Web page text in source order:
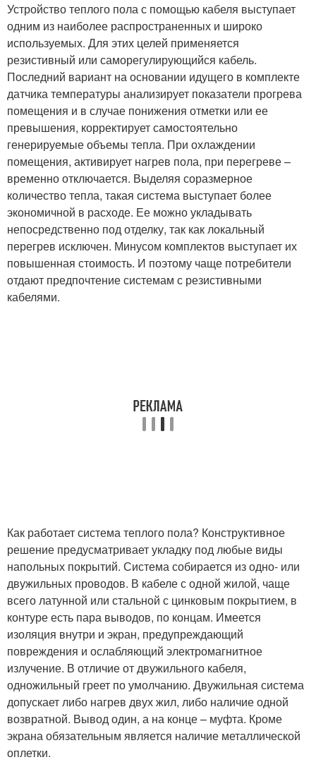
Устройство теплого пола с помощью кабеля выступает
одним из наиболее распространенных и широко
используемых. Для этих целей применяется
резистивный или саморегулирующийся кабель.
Последний вариант на основании идущего в комплекте
датчика температуры анализирует показатели прогрева
помещения и в случае понижения отметки или ее
превышения, корректирует самостоятельно
генерируемые объемы тепла. При охлаждении
помещения, активирует нагрев пола, при перегреве –
временно отключается. Выделяя соразмерное
количество тепла, такая система выступает более
экономичной в расходе. Ее можно укладывать
непосредственно под отделку, так как локальный
перегрев исключен. Минусом комплектов выступает их
повышенная стоимость. И поэтому чаще потребители
отдают предпочтение системам с резистивными
кабелями.
Как работает система теплого пола? Конструктивное
решение предусматривает укладку под любые виды
напольных покрытий. Система собирается из одно- или
двужильных проводов. В кабеле с одной жилой, чаще
всего латунной или стальной с цинковым покрытием, в
контуре есть пара выводов, по концам. Имеется
изоляция внутри и экран, предупреждающий
повреждения и ослабляющий электромагнитное
излучение. В отличие от двужильного кабеля,
одножильный греет по умолчанию. Двужильная система
допускает либо нагрев двух жил, либо наличие одной
возвратной. Вывод один, а на конце – муфта. Кроме
экрана обязательным является наличие металлической
оплетки.